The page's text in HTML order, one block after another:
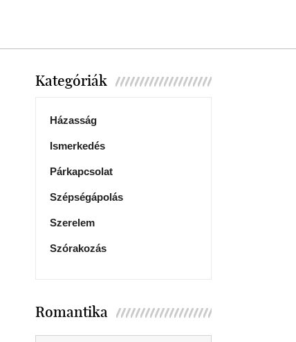
Kategóriák
Házasság
Ismerkedés
Párkapcsolat
Szépségápolás
Szerelem
Szórakozás
Romantika